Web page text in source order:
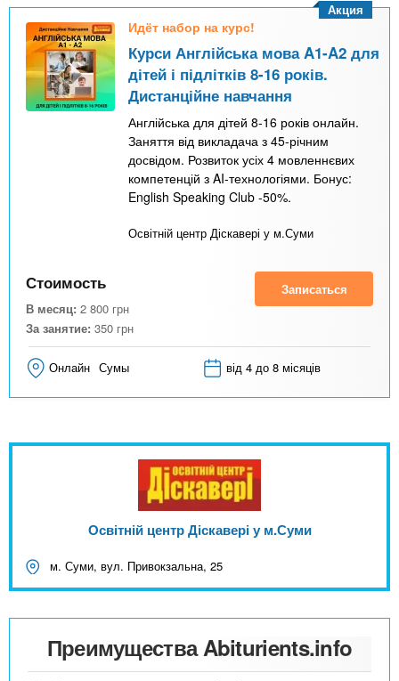
Идёт набор на курс!
Курси Англійська мова A1-A2 для
дітей і підлітків 8-16 років.
Дистанційне навчання
Англійська для дітей 8-16 років онлайн.
Заняття від викладача з 45-річним
досвідом. Розвиток усіх 4 мовленнєвих
компетенцій з AI-технологіями. Бонус:
English Speaking Club -50%.
Освітній центр Діскавері у м.Суми
Акция
Стоимость
В месяц: 2 800 грн
За занятие: 350 грн
Записаться
Онлайн Сумы від 4 до 8 місяців
Освітній центр Діскавері у м.Суми
м. Суми, вул. Привокзальна, 25
Преимущества Abiturients.info